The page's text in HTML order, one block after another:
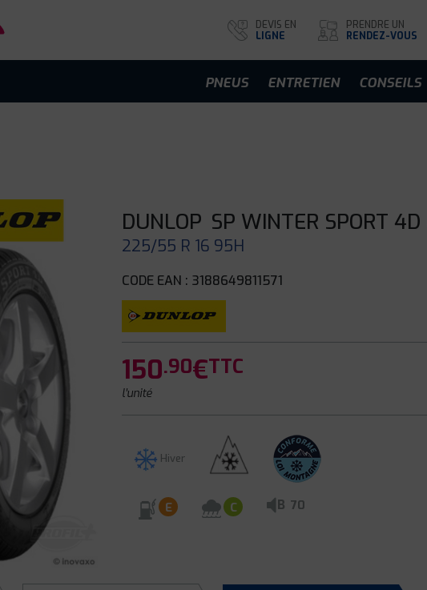
DEVIS EN
LIGNE
PRENDRE UN
RENDEZ-VOUS
PNEUS ENTRETIEN CONSEILS
DUNLOP SP WINTER SPORT 4D
225/55 R 16 95H
CODE EAN : 3188649811571
150.90€TTC
l'unité
Hiver
E C B 70